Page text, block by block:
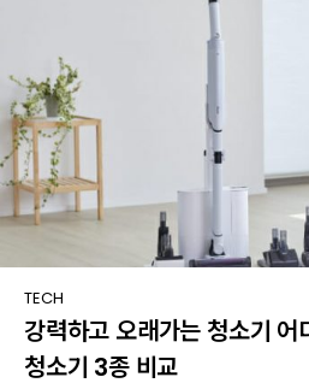
강력하고
오래가는
청소기
TECH
강력하고 오래가는 청소기 어
청소기 3종 비교